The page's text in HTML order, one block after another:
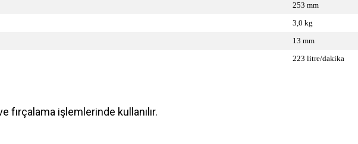
253 mm
3,0 kg
13 mm
223 litre/dakika
fırçalama işlemlerinde kullanılır.